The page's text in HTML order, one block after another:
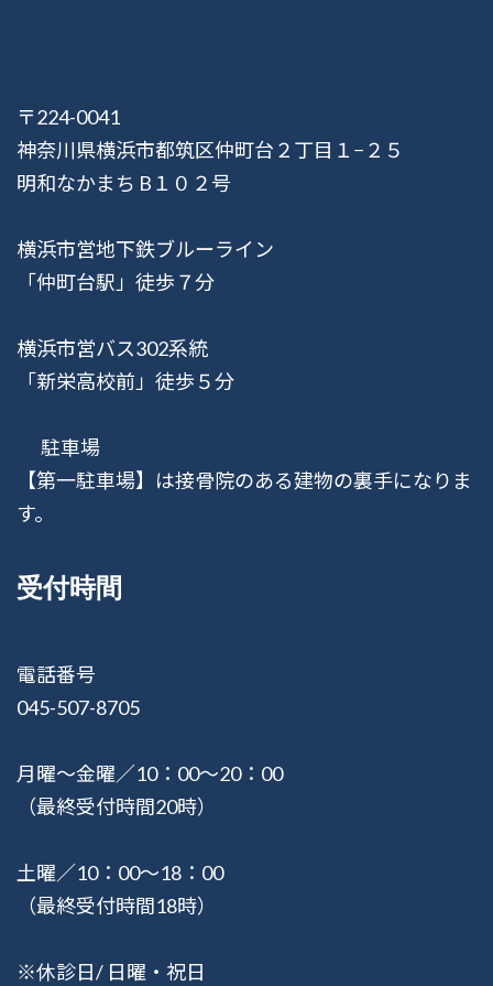
〒224-0041
神奈川県横浜市都筑区仲町台２丁目１−２５
明和なかまち B１０２号
横浜市営地下鉄ブルーライン
「仲町台駅」徒歩７分
横浜市営バス302系統
「新栄高校前」徒歩５分
駐車場
【第一駐車場】は接骨院のある建物の裏手になりま
す。
受付時間
電話番号
045-507-8705
月曜〜金曜／10：00〜20：00
（最終受付時間20時）
土曜／10：00〜18：00
（最終受付時間18時）
※休診日/ 日曜・祝日